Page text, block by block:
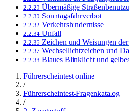
2.2.29 Übermäßige
2.2.30 Sonntagsfahrverbot
2.2.32 Verkehrshindernisse
2.2.34 Unfall
2.2.36 Zeichen und Weisungen
2.2.37 Wechsellichtzeichen und
2.2.38 Blaues Blinklicht und
Führerscheintest online
/
Führerscheintest-Fragenkatalog
/